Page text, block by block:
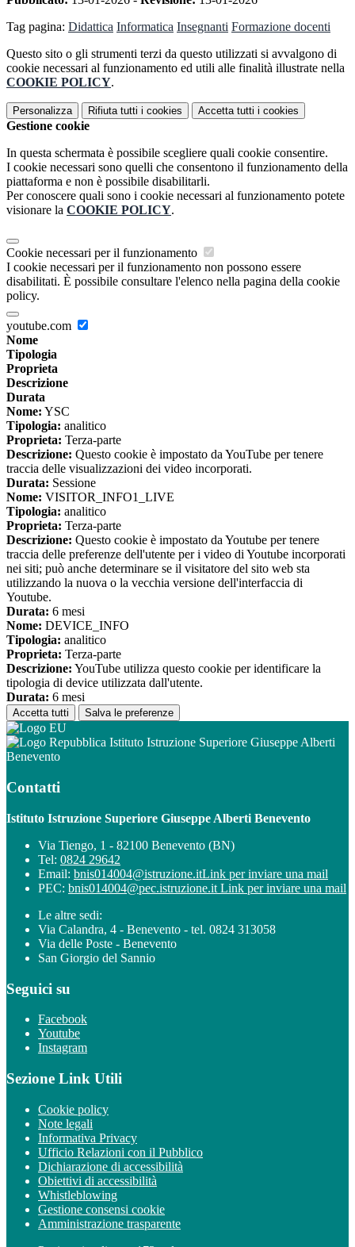
Tag pagina: Didattica Informatica Insegnanti Formazione docenti
Questo sito o gli strumenti terzi da questo utilizzati si avvalgono di
cookie necessari al funzionamento ed utili alle finalità illustrate nella
COOKIE POLICY.
Personalizza Rifiuta tutti i cookies Accetta tutti i cookies
Gestione cookie
In questa schermata è possibile scegliere quali cookie consentire.
I cookie necessari sono quelli che consentono il funzionamento della
piattaforma e non è possibile disabilitarli.
Per conoscere quali sono i cookie necessari al funzionamento potete
visionare la COOKIE POLICY.
Cookie necessari per il funzionamento
I cookie necessari per il funzionamento non possono essere
disabilitati. È possibile consultare l'elenco nella pagina della cookie
policy.
youtube.com
Nome
Tipologia
Proprieta
Descrizione
Durata
Nome: YSC
Tipologia: analitico
Proprieta: Terza-parte
Descrizione: Questo cookie è impostato da YouTube per tenere
traccia delle visualizzazioni dei video incorporati.
Durata: Sessione
Nome: VISITOR_INFO1_LIVE
Tipologia: analitico
Proprieta: Terza-parte
Descrizione: Questo cookie è impostato da Youtube per tenere
traccia delle preferenze dell'utente per i video di Youtube incorporati
nei siti; può anche determinare se il visitatore del sito web sta
utilizzando la nuova o la vecchia versione dell'interfaccia di
Youtube.
Durata: 6 mesi
Nome: DEVICE_INFO
Tipologia: analitico
Proprieta: Terza-parte
Descrizione: YouTube utilizza questo cookie per identificare la
tipologia di device utilizzata dall'utente.
Durata: 6 mesi
Accetta tutti Salva le preferenze
Istituto Istruzione Superiore Giuseppe Alberti
Benevento
Contatti
Istituto Istruzione Superiore Giuseppe Alberti Benevento
Via Tiengo, 1 - 82100 Benevento (BN)
Tel: 0824 29642
Email: bnis014004@istruzione.itLink per inviare una mail
PEC: bnis014004@pec.istruzione.it Link per inviare una mail
Le altre sedi:
Via Calandra, 4 - Benevento - tel. 0824 313058
Via delle Poste - Benevento
San Giorgio del Sannio
Seguici su
Facebook
Youtube
Instagram
Sezione Link Utili
Cookie policy
Note legali
Informativa Privacy
Ufficio Relazioni con il Pubblico
Dichiarazione di accessibilità
Obiettivi di accessibilità
Whistleblowing
Gestione consensi cookie
Amministrazione trasparente